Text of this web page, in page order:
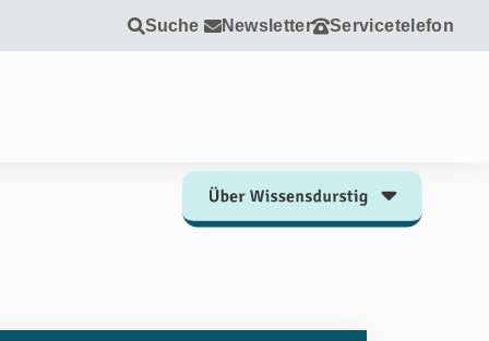
Suche Newsletter Servicetelefon